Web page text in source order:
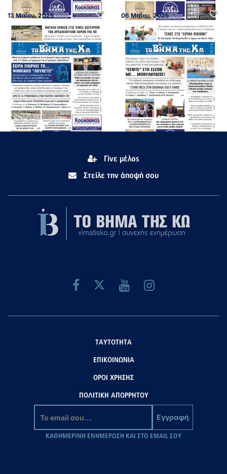
13 Μαΐου, 2025 06 Μαΐου, 2025
Γίνε μέλος
Στείλε την άποψή σου
ΤΑΥΤΟΤΗΤΑ
ΕΠΙΚΟΙΝΩΝΙΑ
ΟΡΟΙ ΧΡΗΣΗΣ
ΠΟΛΙΤΙΚΗ ΑΠΟΡΡΗΤΟΥ
Εγγραφή
ΚΑΘΗΜΕΡΙΝΗ ΕΝΗΜΕΡΩΣΗ ΚΑΙ ΣΤΟ EMAIL ΣΟΥ